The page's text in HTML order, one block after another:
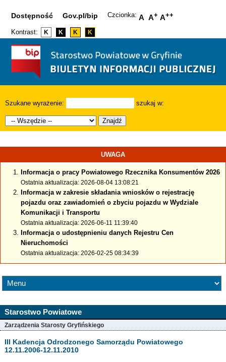
Dostępność Gov.pl/bip Czcionka: A A+ A++
Kontrast: K K K K
Szukane wyrażenie: szukaj w:
Znajdź
UWAGA
Informacja o pracy Powiatowego Rzecznika Konsumentów 2026
Ostatnia aktualizacja: 2026-08-04 13:08:21
Informacja w zakresie składania wniosków o rejestrację
pojazdu oraz zawiadomień o zbyciu pojazdu w Wydziale
Komunikacji i Transportu
Ostatnia aktualizacja: 2026-06-11 11:39:40
Informacja o udostępnieniu danych Rejestru Cen
Nieruchomości
Ostatnia aktualizacja: 2026-02-25 08:34:39
Starostwo Powiatowe
Zarządzenia Starosty Gryfińskiego
III Kadencja Odrodzonego Samorządu Powiatowego
12.11.2006-12.11.2010